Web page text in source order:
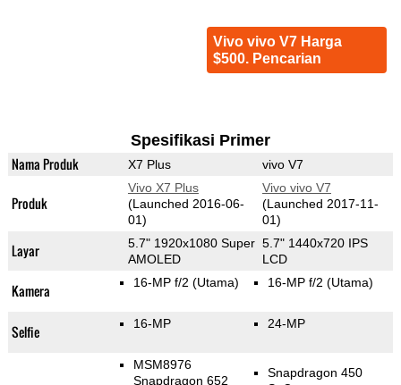
Vivo vivo V7 Harga
$500. Pencarian
Spesifikasi Primer
Nama Produk X7 Plus vivo V7
Produk
Vivo X7 Plus
(Launched 2016-06-
01)
Vivo vivo V7
(Launched 2017-11-
01)
Layar
5.7" 1920x1080 Super
AMOLED
5.7" 1440x720 IPS
LCD
Kamera 16-MP f/2 (Utama) 16-MP f/2 (Utama)
Selfie 16-MP 24-MP
MSM8976
Snapdragon 652
Snapdragon 450